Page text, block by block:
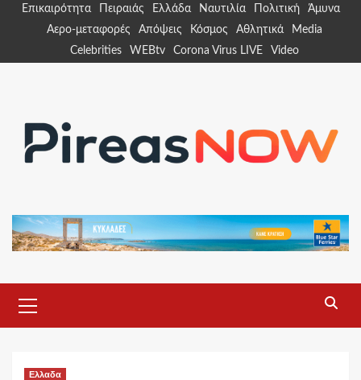
Επικαιρότητα Πειραιάς Ελλάδα Ναυτιλία Πολιτική
Άμυνα
Αερο-μεταφορές
Απόψεις Κόσμος Αθλητικά
Media
Celebrities
WEBtv Corona Virus LIVE Video
Menu
Ελλαδα